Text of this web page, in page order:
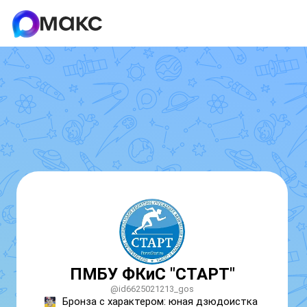
ПМБУ ФКиС "СТАРТ"
@id6625021213_gos
Бронза с характером: юная дзюдоистка